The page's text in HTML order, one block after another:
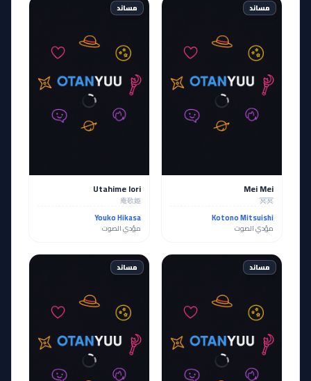
مساند
Mei Mei
冥冥
Kotono Mitsuishi
مؤدي الصوت
مساند
Utahime Iori
庵歌姫
Youko Hikasa
مؤدي الصوت
مساند مساند